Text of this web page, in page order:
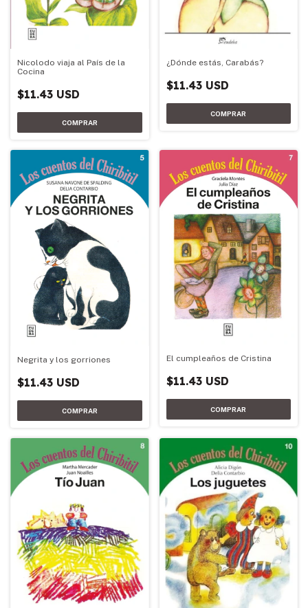
Nicolodo viaja al País de la
Cocina
$11.43 USD
¿Dónde estás, Carabás?
$11.43 USD
Negrita y los gorriones
$11.43 USD
El cumpleaños de Cristina
$11.43 USD